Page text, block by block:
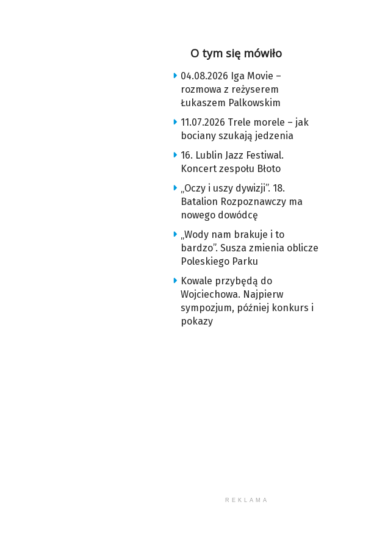
O tym się mówiło
04.08.2026 Iga Movie –
rozmowa z reżyserem
Łukaszem Palkowskim
11.07.2026 Trele morele – jak
bociany szukają jedzenia
16. Lublin Jazz Festiwal.
Koncert zespołu Błoto
„Oczy i uszy dywizji”. 18.
Batalion Rozpoznawczy ma
nowego dowódcę
„Wody nam brakuje i to
bardzo”. Susza zmienia oblicze
Poleskiego Parku
Kowale przybędą do
Wojciechowa. Najpierw
sympozjum, później konkurs i
pokazy
REKLAMA